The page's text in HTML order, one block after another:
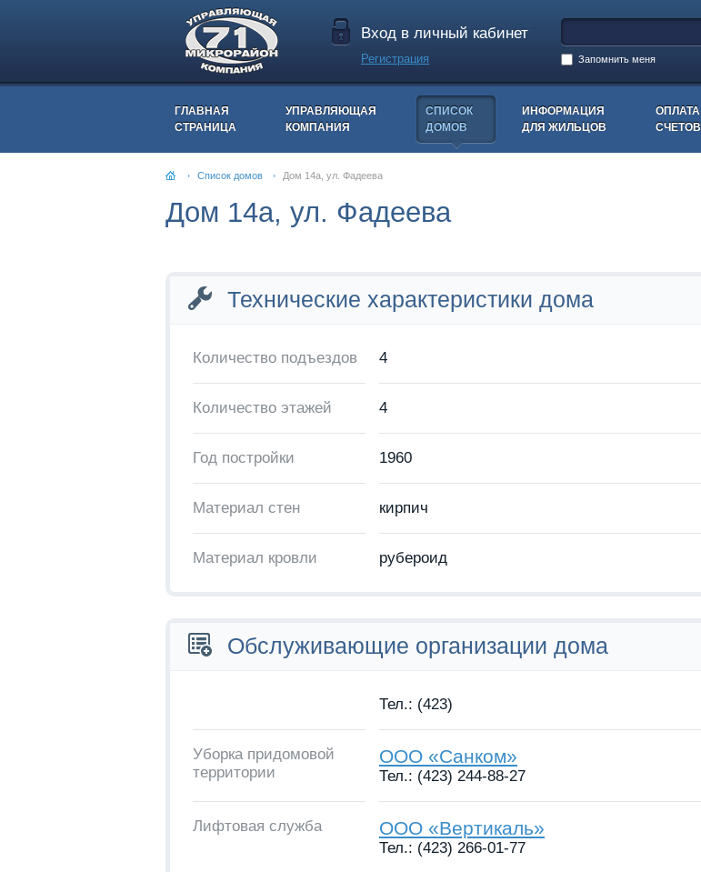
Вход в личный кабинет
Регистрация Запомнить меня
ГЛАВНАЯ
СТРАНИЦА
УПРАВЛЯЮЩАЯ
КОМПАНИЯ
СПИСОК
ДОМОВ
ИНФОРМАЦИЯ
ДЛЯ ЖИЛЬЦОВ
ОПЛАТА
СЧЕТОВ
Список домов Дом 14а, ул. Фадеева
Дом 14а, ул. Фадеева
Технические характеристики дома
Количество подъездов 4
Количество этажей 4
Год постройки 1960
Материал стен кирпич
Материал кровли рубероид
Обслуживающие организации дома
Тел.: (423)
Уборка придомовой
территории
ООО «Санком»
Тел.: (423) 244-88-27
Лифтовая служба ООО «Вертикаль»
Тел.: (423) 266-01-77